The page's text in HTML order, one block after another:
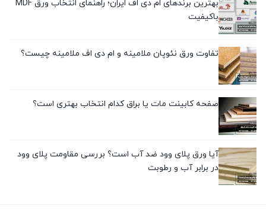
بهترین برندهای ام دی اف ایران؛ راهنمای انتخاب ورق MDF
باکیفیت
تفاوت ورق نئوپان ملامینه و ام دی اف ملامینه چیست؟
صفحه کابینت مات یا براق کدام انتخاب بهتری است؟
آیا ورق پلای وود ضد آب است؟ بررسی مقاومت پلای وود
در برابر آب و رطوبت